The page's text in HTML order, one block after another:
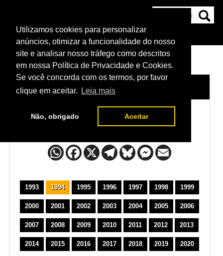
Utilizamos cookies para personalizar
anúncios, otimizar a funcionalidade do nosso
site e analisar nosso tráfego como descritos
em nossa Política de Privacidade e Cookies.
Se você concorda com os termos, por favor
clique em aceitar.
Leia mais
Não, obrigado Aceitar
NOTÍCIAS
HOME POSTERS DO UFC
Posters do UFC
1993 1994 1995 1996 1997 1998 1999
2000 2001 2002 2003 2004 2005 2006
2007 2008 2009 2010 2011 2012 2013
2014 2015 2016 2017 2018 2019 2020